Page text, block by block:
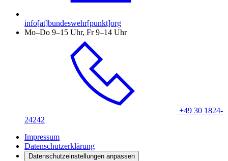
info[at]bundeswehr[punkt]org
Mo–Do 9–15 Uhr, Fr 9–14 Uhr
+49 30 1824-
24242
Impressum
Datenschutzerklärung
Datenschutzeinstellungen anpassen